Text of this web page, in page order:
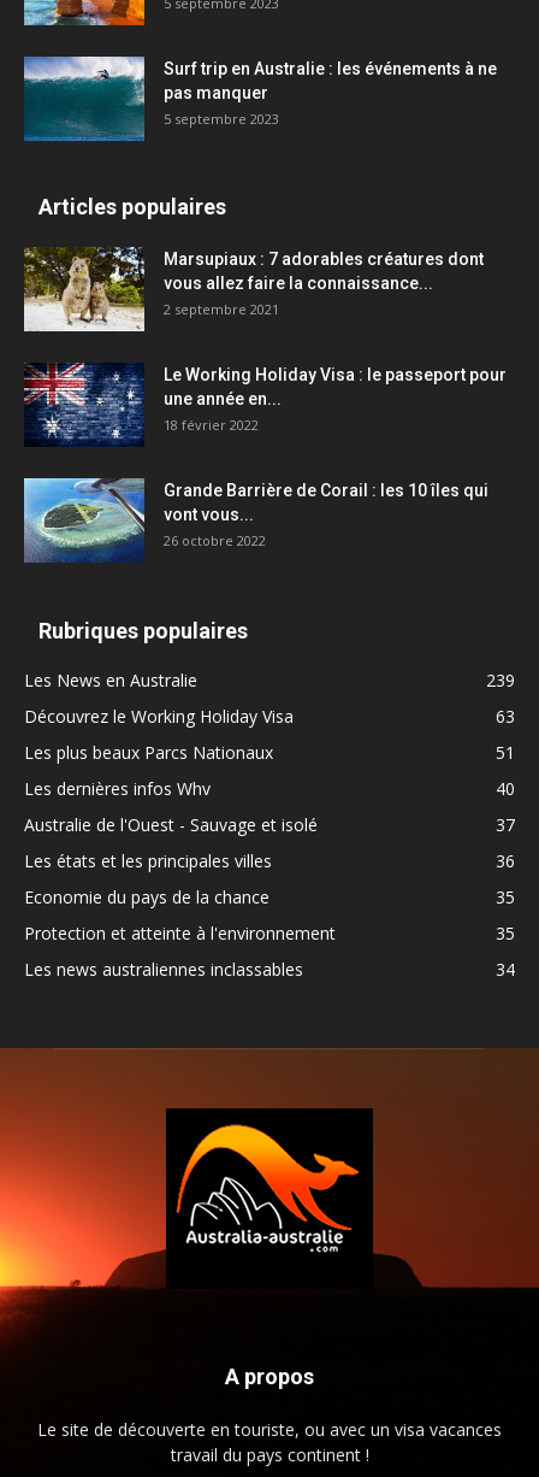
Surf trip en Australie : les événements à ne
pas manquer
5 septembre 2023
Articles populaires
Marsupiaux : 7 adorables créatures dont
vous allez faire la connaissance...
2 septembre 2021
Le Working Holiday Visa : le passeport pour
une année en...
18 février 2022
Grande Barrière de Corail : les 10 îles qui
vont vous...
26 octobre 2022
Rubriques populaires
Les News en Australie
239
Découvrez le Working Holiday Visa
63
Les plus beaux Parcs Nationaux
51
Les dernières infos Whv
40
Australie de l'Ouest - Sauvage et isolé
37
Les états et les principales villes
36
Economie du pays de la chance
35
Protection et atteinte à l'environnement
35
Les news australiennes inclassables
34
A propos
Le site de découverte en touriste, ou avec un visa vacances
travail du pays continent !